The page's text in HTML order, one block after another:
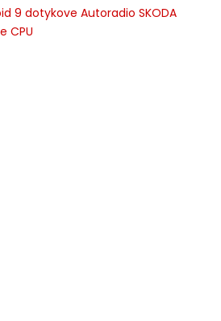
9 dotykove Autoradio SKODA
CPU